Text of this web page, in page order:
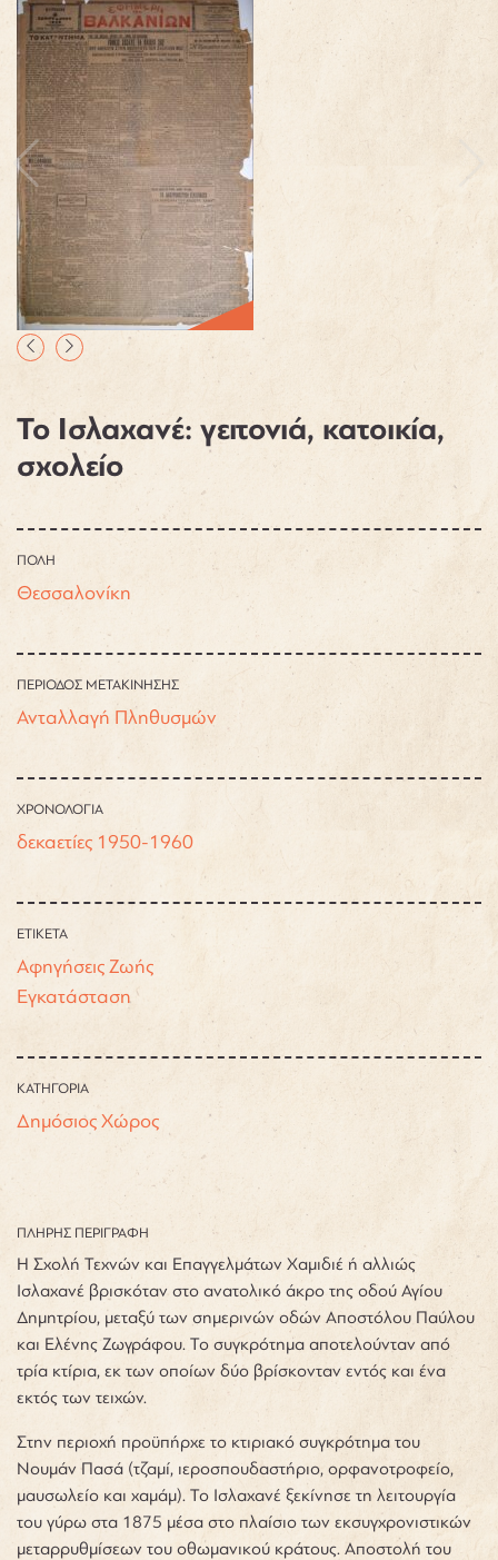
Το Ισλαχανέ: γειτονιά, κατοικία,
σχολείο
ΠΟΛΗ
Θεσσαλονίκη
ΠΕΡΙΟΔΟΣ ΜΕΤΑΚΙΝΗΣΗΣ
Ανταλλαγή Πληθυσμών
ΧΡΟΝΟΛΟΓΙΑ
δεκαετίες 1950-1960
ΕΤΙΚΕΤΑ
Αφηγήσεις Ζωής
Εγκατάσταση
ΚΑΤΗΓΟΡΙΑ
Δημόσιος Χώρος
ΠΛΗΡΗΣ ΠΕΡΙΓΡΑΦΗ
Η Σχολή Τεχνών και Επαγγελμάτων Χαμιδιέ ή αλλιώς
Ισλαχανέ βρισκόταν στο ανατολικό άκρο της οδού Αγίου
Δημητρίου, μεταξύ των σημερινών οδών Αποστόλου Παύλου
και Ελένης Ζωγράφου. Το συγκρότημα αποτελούνταν από
τρία κτίρια, εκ των οποίων δύο βρίσκονταν εντός και ένα
εκτός των τειχών.
Στην περιοχή προϋπήρχε το κτιριακό συγκρότημα του
Νουμάν Πασά (τζαμί, ιεροσπουδαστήριο, ορφανοτροφείο,
μαυσωλείο και χαμάμ). Το Ισλαχανέ ξεκίνησε τη λειτουργία
του γύρω στα 1875 μέσα στο πλαίσιο των εκσυγχρονιστικών
μεταρρυθμίσεων του οθωμανικού κράτους. Αποστολή του